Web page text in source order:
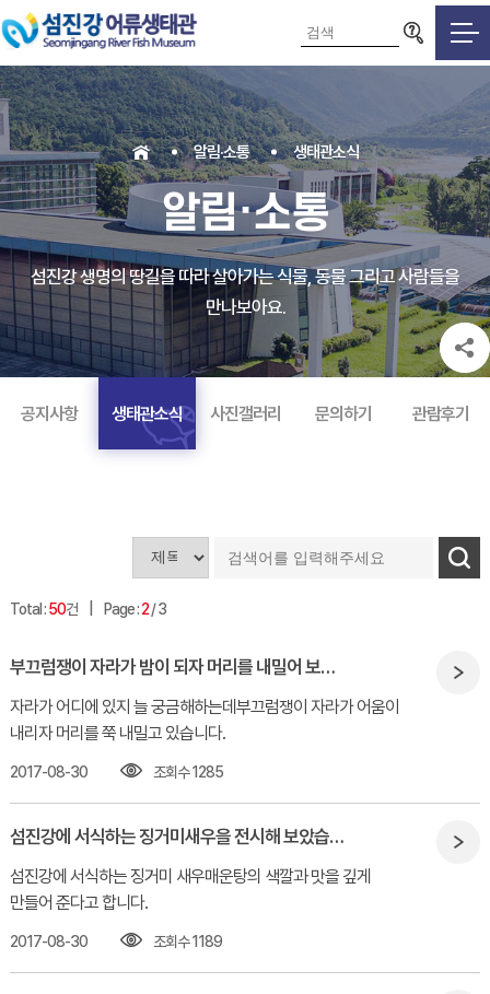
검색영역
알림·소통 생태관소식
알림·소통
섬진강 생명의 땅길을 따라 살아가는 식물, 동물 그리고 사람들을
만나보아요.
공지사항 생태관소식 사진갤러리 문의하기 관람후기
Total :50건 Page :2/ 3
부끄럼쟁이 자라가 밤이 되자 머리를 내밀어 보내요
자라가 어디에 있지 늘 궁금해하는데부끄럼쟁이 자라가 어움이
내리자 머리를 쭉 내밀고 있습니다.
2017-08-30 조회수 1285
섬진강에 서식하는 징거미새우을 전시해 보았습니다.
섬진강에 서식하는 징거미 새우매운탕의 색깔과 맛을 깊게
만들어 준다고 합니다.
2017-08-30 조회수 1189